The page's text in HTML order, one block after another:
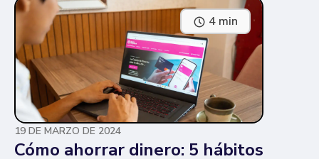
“cuenta corriente”. Ambas cuentas
parecen similares y puede ser confuso,
pero te contamos en qué consiste cada
una y sus diferencias.
4 min
19 DE MARZO DE 2024
Cómo ahorrar dinero: 5 hábitos